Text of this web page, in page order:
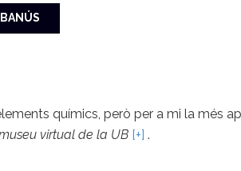
químics, però per a mi la més
virtual de la UB [+] .